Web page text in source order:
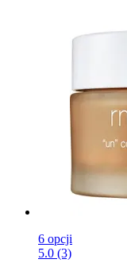
6 opcji
5.0 (3)